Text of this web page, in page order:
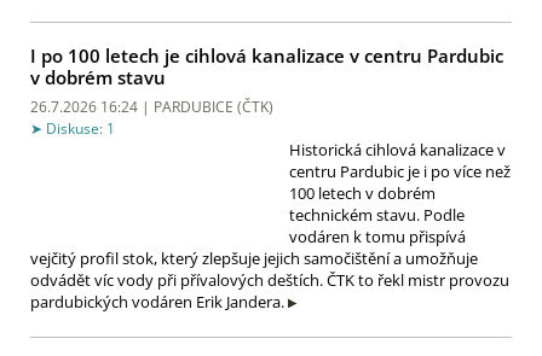
I po 100 letech je cihlová kanalizace v centru Pardubic
v dobrém stavu
26.7.2026 16:24 | PARDUBICE (ČTK)
Diskuse: 1
Historická cihlová kanalizace v
centru Pardubic je i po více než
100 letech v dobrém
technickém stavu. Podle
vodáren k tomu přispívá
vejčitý profil stok, který zlepšuje jejich samočištění a umožňuje
odvádět víc vody při přívalových deštích. ČTK to řekl mistr provozu
pardubických vodáren Erik Jandera.